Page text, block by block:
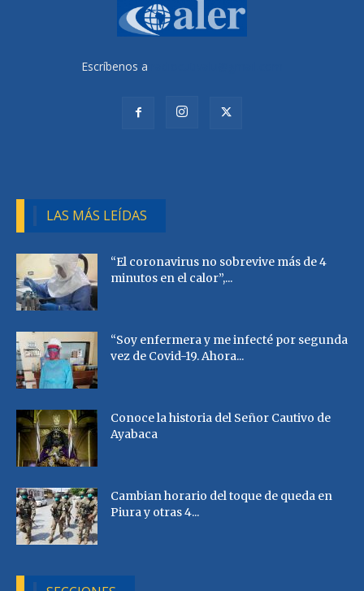
Escríbenos a
LAS MÁS LEÍDAS
“El coronavirus no sobrevive más de 4
minutos en el calor”,...
“Soy enfermera y me infecté por segunda
vez de Covid-19. Ahora...
Conoce la historia del Señor Cautivo de
Ayabaca
Cambian horario del toque de queda en
Piura y otras 4...